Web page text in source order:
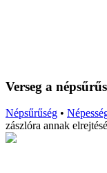
Verseg a
Népsűrűség •
zászlóra annak